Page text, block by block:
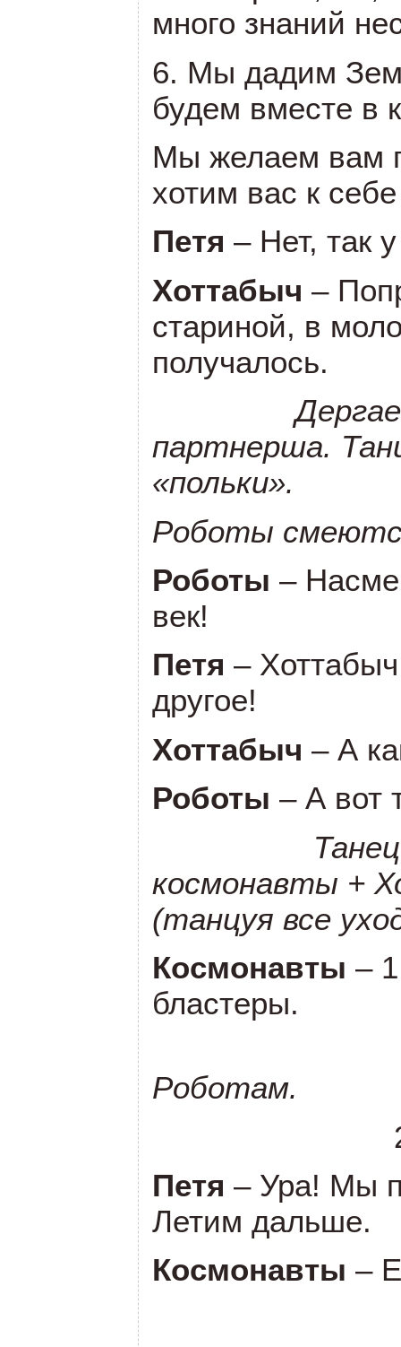
много знаний
6. Мы дадим
будем вместе в
Мы желаем вам
хотим вас к
Петя – Нет, так
Хоттабыч –
стариной, в
получалось.
партнерша.
«польки».
Роботы
Роботы –
век!
Петя –
другое!
Хоттабыч – А
Роботы – А вот
космонавты +
(танцуя все
Космонавты –
бластеры.
Роботам.
2. Мы
Петя – Ура! Мы
Летим дальше.
Космонавты –